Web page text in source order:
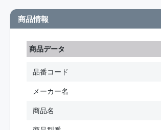
商品情報
商品データ
品番コード
メーカー名
商品名